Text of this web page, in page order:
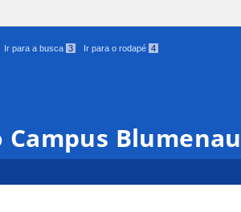
Ir para a busca 3 Ir para o rodapé 4
Campus Blumenau